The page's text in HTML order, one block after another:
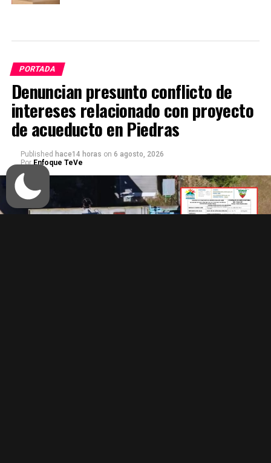
PORTADA
Denuncian presunto conflicto de
intereses relacionado con proyecto
de acueducto en Piedras
Published hace14 horas on 6 agosto, 2026
Por Enfoque TeVe